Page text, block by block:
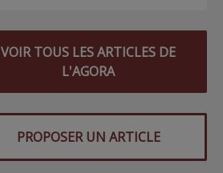
VOIR TOUS LES ARTICLES DE
L'AGORA
PROPOSER UN ARTICLE